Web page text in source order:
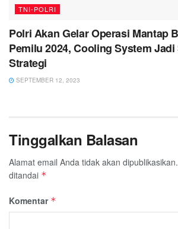
TNI-POLRI
Polri Akan Gelar Operasi Mantap
Pemilu 2024, Cooling System Jadi
Strategi
SEPTEMBER 12, 2023
Tinggalkan Balasan
Alamat email Anda tidak akan dipublikasikan.
ditandai *
Komentar *